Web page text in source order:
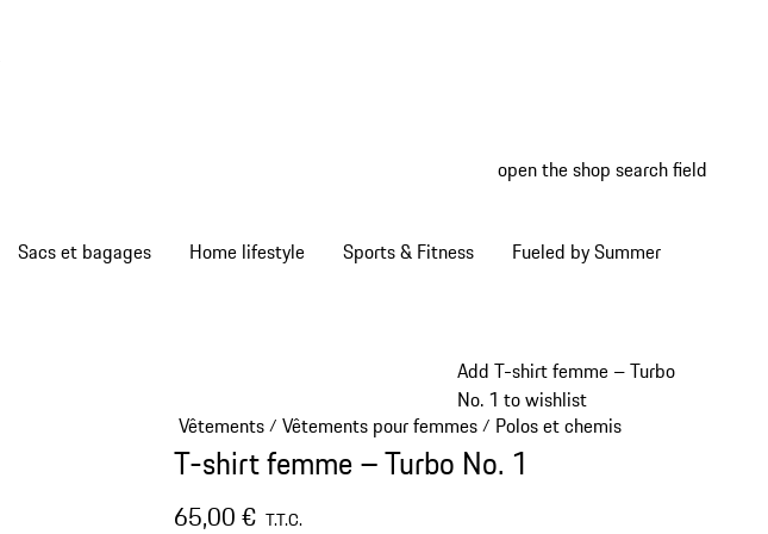
open the shop search field
Sacs et bagages Home lifestyle Sports & Fitness Fueled by Summer
Add T-shirt femme – Turbo
No. 1 to wishlist
Vêtements/ Vêtements pour femmes/ Polos et chemises - femme
T-shirt femme – Turbo No. 1
65,00 € T.T.C.